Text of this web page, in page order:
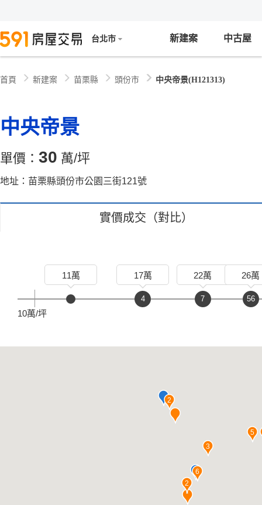
台北市 新建案 中古屋
首頁 新建案 苗栗縣 頭份市 中央帝景(H121313)
中央帝景
單價： 30 萬/坪
地址：苗栗縣頭份市公園三街121號